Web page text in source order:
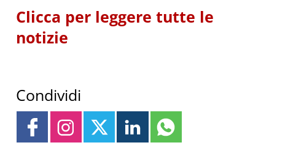
Clicca per leggere tutte le
notizie
Condividi